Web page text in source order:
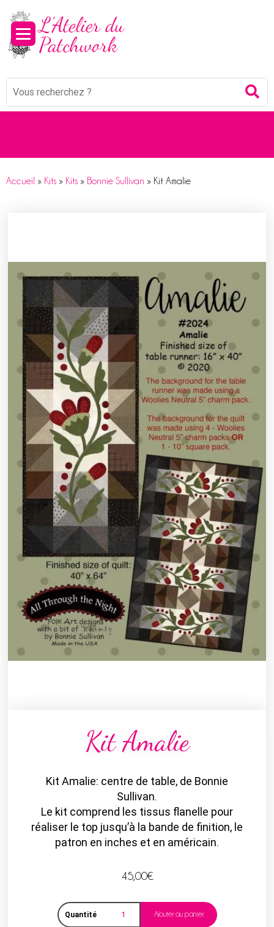
Mots
Accueil » Kits » Kits » Bonnie Sullivan » Kit Amalie
Kit Amalie
Kit Amalie: centre de table, de Bonnie
Sullivan.
Le kit comprend les tissus flanelle pour
réaliser le top jusqu’à la bande de finition, le
patron en inches et en américain.
45,00€
Quantité Ajouter au panier
Panneau de gestion des cookies